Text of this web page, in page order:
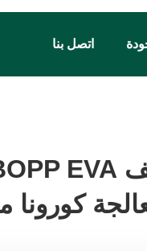
اتصل بنا
كورونا
كورونا